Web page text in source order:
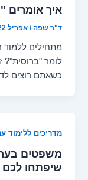
איך אומרים
ד"ר שפה/אפריל 22, 2025
מתחילים ללמוד
לומר "ברוסית"?
כשאתם רוצים
מדריכים ללימוד
שיפתחו לכם